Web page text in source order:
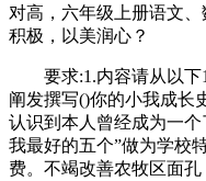
对高，六年级上册语文
积极，以美润心？
要求:1.内容请从以下
阐发撰写()你的小我成长
认识到本人曾经成为一个
我最好的五个”做为学校
费。不竭改善农牧区面